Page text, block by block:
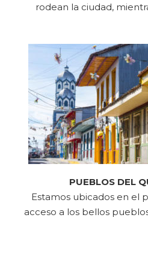
PUEBLOS DEL
Estamos ubicados en el
acceso a los bellos
rodean la ciudad,